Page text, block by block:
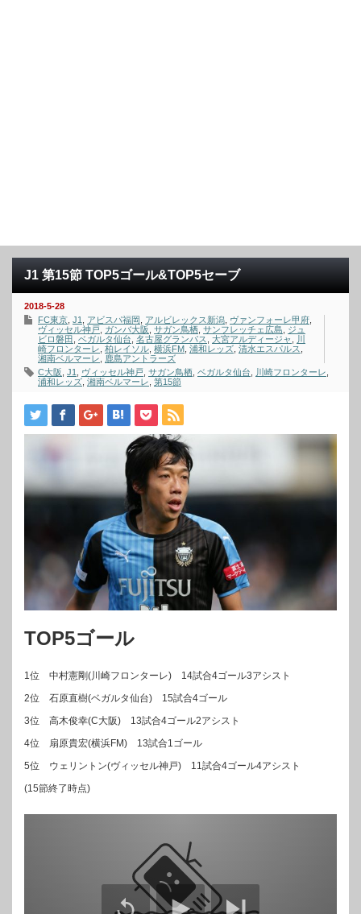
J1 第15節 TOP5ゴール&TOP5セーブ
2018-5-28
FC東京 J1 アビスパ福岡 アルビレックス新潟 ヴァンフォーレ甲府
ヴィッセル神戸 ガンバ大阪 サガン鳥栖 サンフレッチェ広島
ジュ
ビロ磐田 ベガルタ仙台 名古屋グランパス 大宮アルディージャ
川
崎フロンターレ 柏レイソル 横浜FM 浦和レッズ 清水エスパルス
湘南ベルマーレ
鹿島アントラーズ
C大阪 J1 ヴィッセル神戸 サガン鳥栖 ベガルタ仙台 川崎フロンターレ
浦和レッズ 湘南ベルマーレ 第15節
TOP5ゴール
1位 中村憲剛(川崎フロンターレ) 14試合4ゴール3アシスト
2位 石原直樹(ベガルタ仙台) 15試合4ゴール
3位 高木俊幸(C大阪) 13試合4ゴール2アシスト
4位 扇原貴宏(横浜FM) 13試合1ゴール
5位 ウェリントン(ヴィッセル神戸) 11試合4ゴール4アシスト
(15節終了時点)